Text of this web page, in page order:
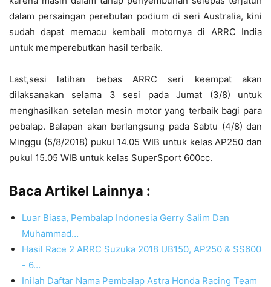
dalam persaingan perebutan podium di seri Australia, kini
sudah dapat memacu kembali motornya di ARRC India
untuk memperebutkan hasil terbaik.
Last,sesi latihan bebas ARRC seri keempat akan
dilaksanakan selama 3 sesi pada Jumat (3/8) untuk
menghasilkan setelan mesin motor yang terbaik bagi para
pebalap. Balapan akan berlangsung pada Sabtu (4/8) dan
Minggu (5/8/2018) pukul 14.05 WIB untuk kelas AP250 dan
pukul 15.05 WIB untuk kelas SuperSport 600cc.
Baca Artikel Lainnya :
Luar Biasa, Pembalap Indonesia Gerry Salim Dan
Muhammad…
Hasil Race 2 ARRC Suzuka 2018 UB150, AP250 & SS600
- 6…
Inilah Daftar Nama Pembalap Astra Honda Racing Team